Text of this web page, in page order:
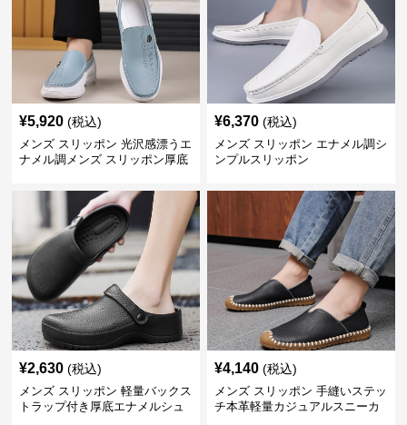
¥5,920 (税込)
メンズ スリッポン 光沢感漂うエ
ナメル調メンズ スリッポン厚底
¥6,370 (税込)
メンズ スリッポン エナメル調シ
ンプルスリッポン
¥2,630 (税込)
メンズ スリッポン 軽量バックス
トラップ付き厚底エナメルシュ
¥4,140 (税込)
メンズ スリッポン 手縫いステッ
チ本革軽量カジュアルスニーカ